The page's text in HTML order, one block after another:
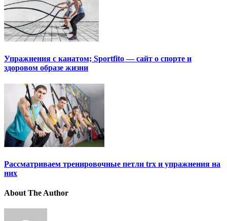
Упражнения с канатом; Sportfito — сайт о спорте и
здоровом образе жизни
Рассматриваем тренировочные петли trx и упражнения на
них
About The Author